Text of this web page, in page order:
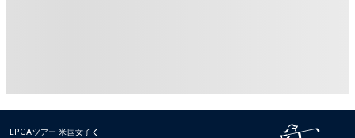
LPGAツアー 米国女子